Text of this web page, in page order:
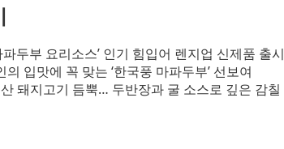
두부 요리소스’ 인기 힘입어 렌지업 신제품 출시
입맛에 꼭 맞는 ‘한국풍 마파두부’ 선보여
돼지고기 듬뿍… 두반장과 굴 소스로 깊은 감칠